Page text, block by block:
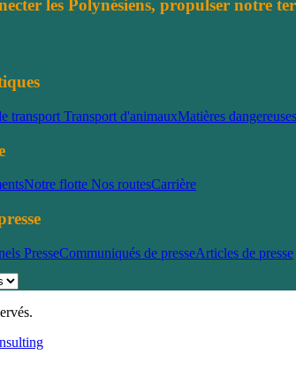
les Polynésiens, propulser notre
transport Transport d'animauxMatières dangereuses
Notre flotte Nos routesCarrière
PresseCommuniqués de presseArticles de presse